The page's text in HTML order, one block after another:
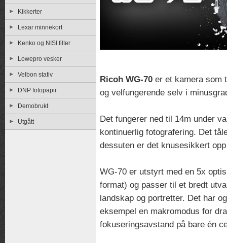
Kikkerter
Lexar minnekort
Kenko og NISI filter
Lowepro vesker
Velbon stativ
DNP fotopapir
Demobrukt
Utgått
Ricoh WG-70 er et kamera som
og velfungerende selv i
Det fungerer ned til 14m under
kontinuerlig fotografering. Det
dessuten er det knusesikkert
WG-70 er utstyrt med en 5x
format) og passer til et bredt
landskap og portretter. Det har
eksempel en makromodus for
fokuseringsavstand på bare én